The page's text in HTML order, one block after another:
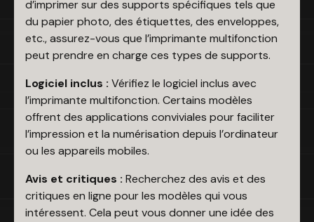
d’imprimer sur des supports spécifiques tels que
du papier photo, des étiquettes, des enveloppes,
etc., assurez-vous que l’imprimante multifonction
peut prendre en charge ces types de supports.
Logiciel inclus : Vérifiez le logiciel inclus avec
l’imprimante multifonction. Certains modèles
offrent des applications conviviales pour faciliter
l’impression et la numérisation depuis l’ordinateur
ou les appareils mobiles.
Avis et critiques : Recherchez des avis et des
critiques en ligne pour les modèles qui vous
intéressent. Cela peut vous donner une idée des